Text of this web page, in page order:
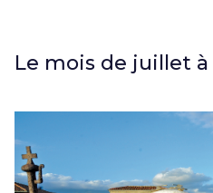
Le mois de juillet